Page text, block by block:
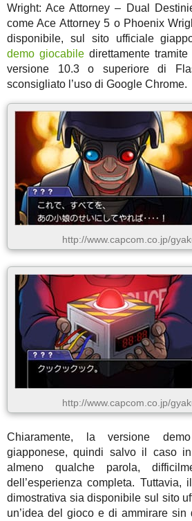
Wright: Ace Attorney – Dual
come Ace Attorney 5 o Phoenix
disponibile, sul sito ufficiale
demo giocabile direttamente
versione 10.3 o superiore di
sconsigliato l’uso di Google Chrome.
http://www.capcom.co.jp/
http://www.capcom.co.jp/
Chiaramente, la versione
giapponese, quindi salvo il caso
almeno qualche parola,
dell’esperienza completa.
dimostrativa sia disponibile sul sito
un’idea del gioco e di ammirare